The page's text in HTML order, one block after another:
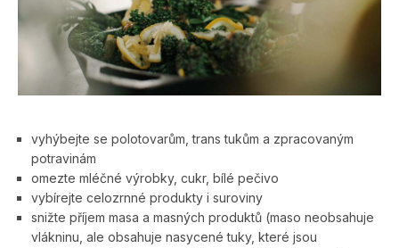
vyhýbejte se polotovarům, trans tukům a zpracovaným
potravinám
omezte mléčné výrobky, cukr, bílé pečivo
vybírejte celozrnné produkty i suroviny
snižte příjem masa a masných produktů (maso neobsahuje
vlákninu, ale obsahuje nasycené tuky, které jsou